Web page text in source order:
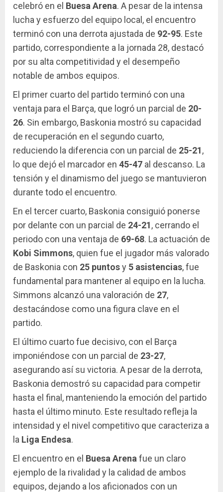
celebró en el Buesa Arena. A pesar de la intensa
lucha y esfuerzo del equipo local, el encuentro
terminó con una derrota ajustada de 92-95. Este
partido, correspondiente a la jornada 28, destacó
por su alta competitividad y el desempeño
notable de ambos equipos.
El primer cuarto del partido terminó con una
ventaja para el Barça, que logró un parcial de 20-
26. Sin embargo, Baskonia mostró su capacidad
de recuperación en el segundo cuarto,
reduciendo la diferencia con un parcial de 25-21,
lo que dejó el marcador en 45-47 al descanso. La
tensión y el dinamismo del juego se mantuvieron
durante todo el encuentro.
En el tercer cuarto, Baskonia consiguió ponerse
por delante con un parcial de 24-21, cerrando el
periodo con una ventaja de 69-68. La actuación de
Kobi Simmons, quien fue el jugador más valorado
de Baskonia con 25 puntosy 5 asistencias, fue
fundamental para mantener al equipo en la lucha.
Simmons alcanzó una valoración de 27,
destacándose como una figura clave en el
partido.
El último cuarto fue decisivo, con el Barça
imponiéndose con un parcial de 23-27,
asegurando así su victoria. A pesar de la derrota,
Baskonia demostró su capacidad para competir
hasta el final, manteniendo la emoción del partido
hasta el último minuto. Este resultado refleja la
intensidad y el nivel competitivo que caracteriza a
la Liga Endesa.
El encuentro en el Buesa Arenafue un claro
ejemplo de la rivalidad y la calidad de ambos
equipos, dejando a los aficionados con un